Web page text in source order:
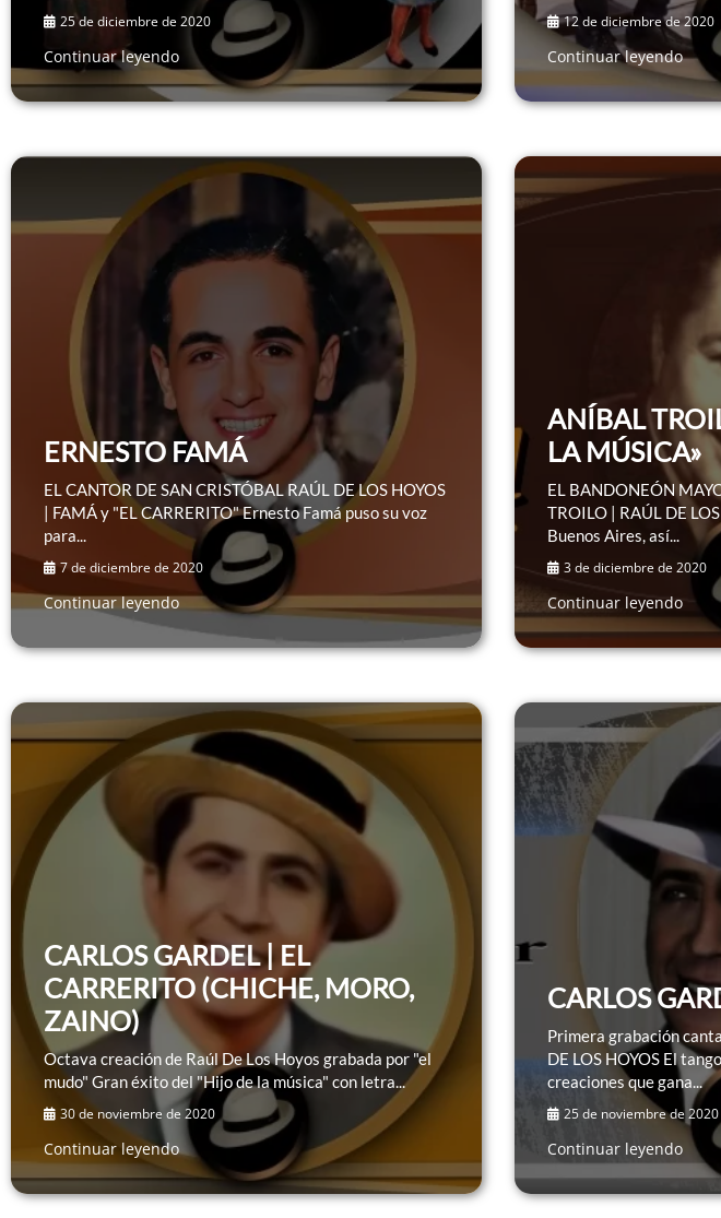
25 de diciembre de 2020
Continuar leyendo
12 de diciembre de 2020
Continuar leyendo
ERNESTO FAMÁ
EL CANTOR DE SAN CRISTÓBAL RAÚL DE LOS HOYOS
| FAMÁ y "EL CARRERITO" Ernesto Famá puso su voz
para...
7 de diciembre de 2020
Continuar leyendo
ANÍBAL
LA MÚSICA»
EL BANDONEÓN
TROILO | RAÚL DE
Buenos Aires, así...
3 de diciembre de 2020
Continuar leyendo
CARLOS GARDEL | EL
CARRERITO (CHICHE, MORO,
ZAINO)
Octava creación de Raúl De Los Hoyos grabada por "el
mudo" Gran éxito del "Hijo de la música" con letra...
30 de noviembre de 2020
Continuar leyendo
CARLOS
Primera grabación
DE LOS HOYOS El
creaciones que gana...
25 de noviembre de 2020
Continuar leyendo